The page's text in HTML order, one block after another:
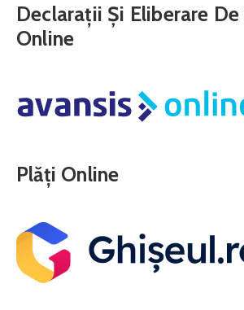
Declarații Și Eliberare
Online
Plăți Online